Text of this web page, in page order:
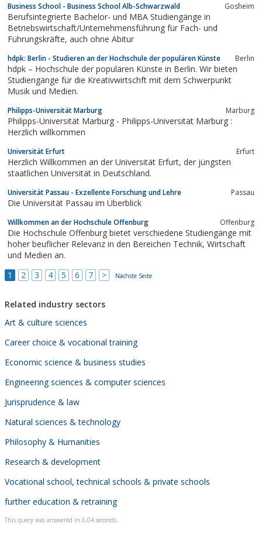
Business School - Business School Alb-Schwarzwald Gosheim
Berufsintegrierte Bachelor- und MBA Studiengänge in
Betriebswirtschaft/Unternehmensführung für Fach- und
Führungskräfte, auch ohne Abitur
hdpk: Berlin - Studieren an der Hochschule der populären Künste Berlin
hdpk – Hochschule der populären Künste in Berlin. Wir bieten
Studiengänge für die Kreativwirtschft mit dem Schwerpunkt
Musik und Medien.
Philipps-Universität Marburg Marburg
Philipps-Universität Marburg - Philipps-Universität Marburg :
Herzlich willkommen
Universität Erfurt Erfurt
Herzlich Willkommen an der Universität Erfurt, der jüngsten
staatlichen Universität in Deutschland.
Universität Passau - Exzellente Forschung und Lehre Passau
Die Universität Passau im Überblick
Willkommen an der Hochschule Offenburg Offenburg
Die Hoch­schu­le Offenburg bietet verschiedene Studiengänge mit
hoher beuflicher Relevanz in den Bereichen Technik, Wirtschaft
und Medien an.
1
2 3 4 5 6 7 > Nächste Seite
Related industry sectors
Art & culture sciences
Career choice & vocational training
Economic science & business studies
Engineering sciences & computer sciences
Jurisprudence & law
Natural sciences & technology
Philosophy & Humanities
Research & development
Vocational school, technical schools & private schools
further education & retraining
This query was answered in 0,04 seconds.